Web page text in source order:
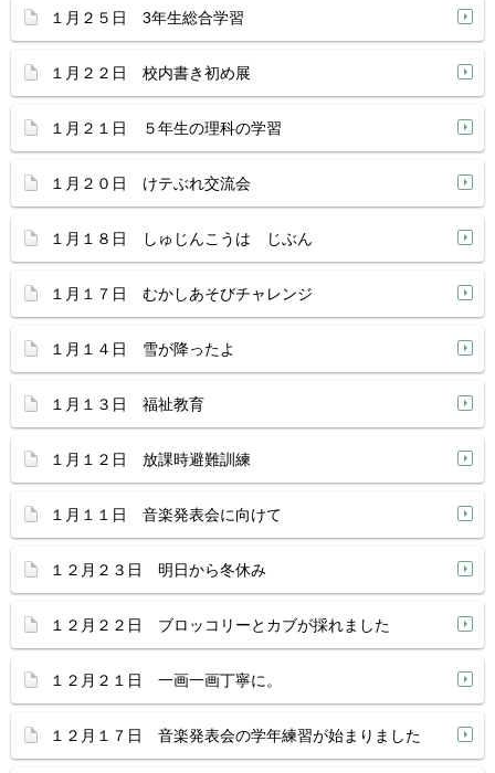
１月２５日 3年生総合学習
１月２２日 校内書き初め展
１月２１日 ５年生の理科の学習
１月２０日 けテぶれ交流会
１月１８日 しゅじんこうは じぶん
１月１７日 むかしあそびチャレンジ
１月１４日 雪が降ったよ
１月１３日 福祉教育
１月１２日 放課時避難訓練
１月１１日 音楽発表会に向けて
１２月２３日 明日から冬休み
１２月２２日 ブロッコリーとカブが採れました
１２月２１日 一画一画丁寧に。
１２月１７日 音楽発表会の学年練習が始まりました